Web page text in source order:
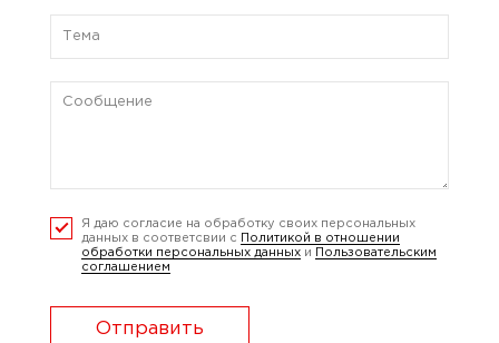
Я даю согласие на обработку своих персональных
данных в соответсвии с
Политикой в отношении
обработки персональных данных и
Пользовательским
соглашением
Отправить